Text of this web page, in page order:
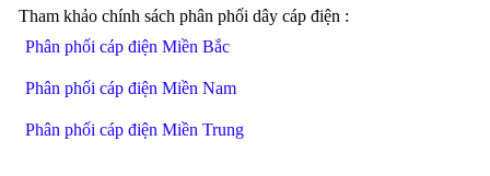
Tham khảo chính sách phân phối dây cáp điện :
Phân phối cáp điện Miền Bắc
Phân phối cáp điện Miền Nam
Phân phối cáp điện Miền Trung